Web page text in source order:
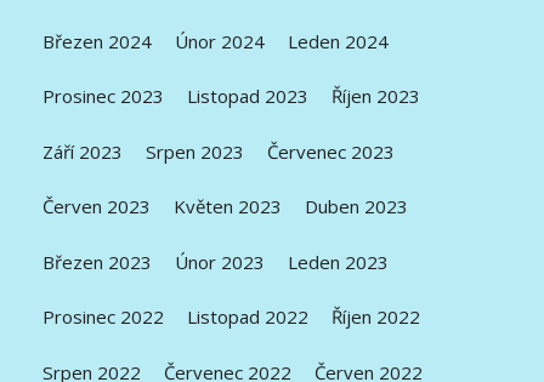
Březen 2024 Únor 2024 Leden 2024
Prosinec 2023 Listopad 2023 Říjen 2023
Září 2023 Srpen 2023 Červenec 2023
Červen 2023 Květen 2023 Duben 2023
Březen 2023 Únor 2023 Leden 2023
Prosinec 2022 Listopad 2022 Říjen 2022
Srpen 2022 Červenec 2022 Červen 2022